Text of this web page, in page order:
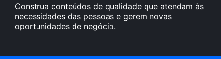
Construa conteúdos de qualidade que atendam às
necessidades das pessoas e gerem novas
oportunidades de negócio.